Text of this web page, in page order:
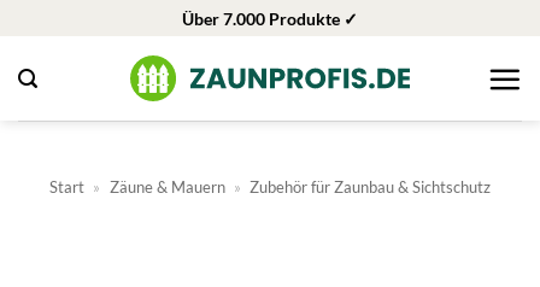
springen
Über 7.000 Produkte ✓
Start » Zäune & Mauern » Zubehör für Zaunbau & Sichtschutz